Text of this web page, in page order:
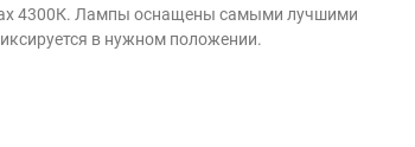
4300К. Лампы оснащены самыми лучшими
в нужном положении.